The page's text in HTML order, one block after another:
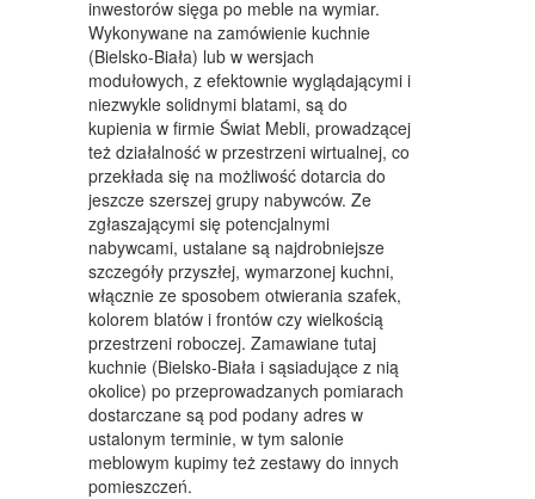
ODZIEŻ
SPORT
ELEKTRONIKA, RTV, AGD
ART. DLA ZWIERZĄT
OGRÓD, ROŚLINY
CHEMIA
ART. SPOŻYWCZE
MATERIAŁY EKSPLOATACYJNE
INNE SKLEPY
SPRZĘT
inwestorów sięga po meble na wymiar.
Wykonywane na zamówienie kuchnie
(Bielsko-Biała) lub w wersjach
modułowych, z efektownie wyglądającymi i
niezwykle solidnymi blatami, są do
kupienia w firmie Świat Mebli, prowadzącej
też działalność w przestrzeni wirtualnej, co
przekłada się na możliwość dotarcia do
jeszcze szerszej grupy nabywców. Ze
zgłaszającymi się potencjalnymi
nabywcami, ustalane są najdrobniejsze
szczegóły przyszłej, wymarzonej kuchni,
włącznie ze sposobem otwierania szafek,
kolorem blatów i frontów czy wielkością
przestrzeni roboczej. Zamawiane tutaj
kuchnie (Bielsko-Biała i sąsiadujące z nią
okolice) po przeprowadzanych pomiarach
dostarczane są pod podany adres w
ustalonym terminie, w tym salonie
meblowym kupimy też zestawy do innych
pomieszczeń.